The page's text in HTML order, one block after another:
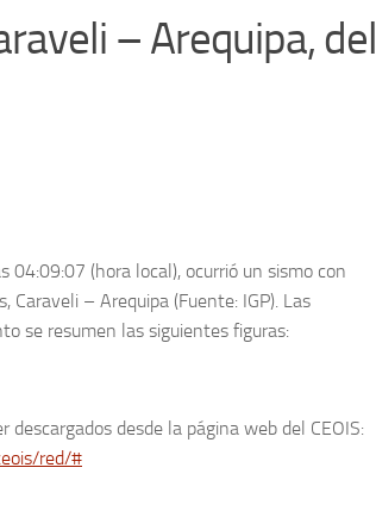
– Arequipa, del
04:09:07 (hora local), ocurrió un sismo con
Caraveli – Arequipa (Fuente: IGP). Las
se resumen las siguientes figuras:
descargados desde la página web del CEOIS:
red/#